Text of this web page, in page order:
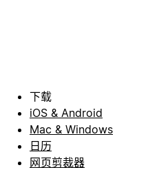
下载
iOS & Android
Mac & Windows
日历
网页剪裁器